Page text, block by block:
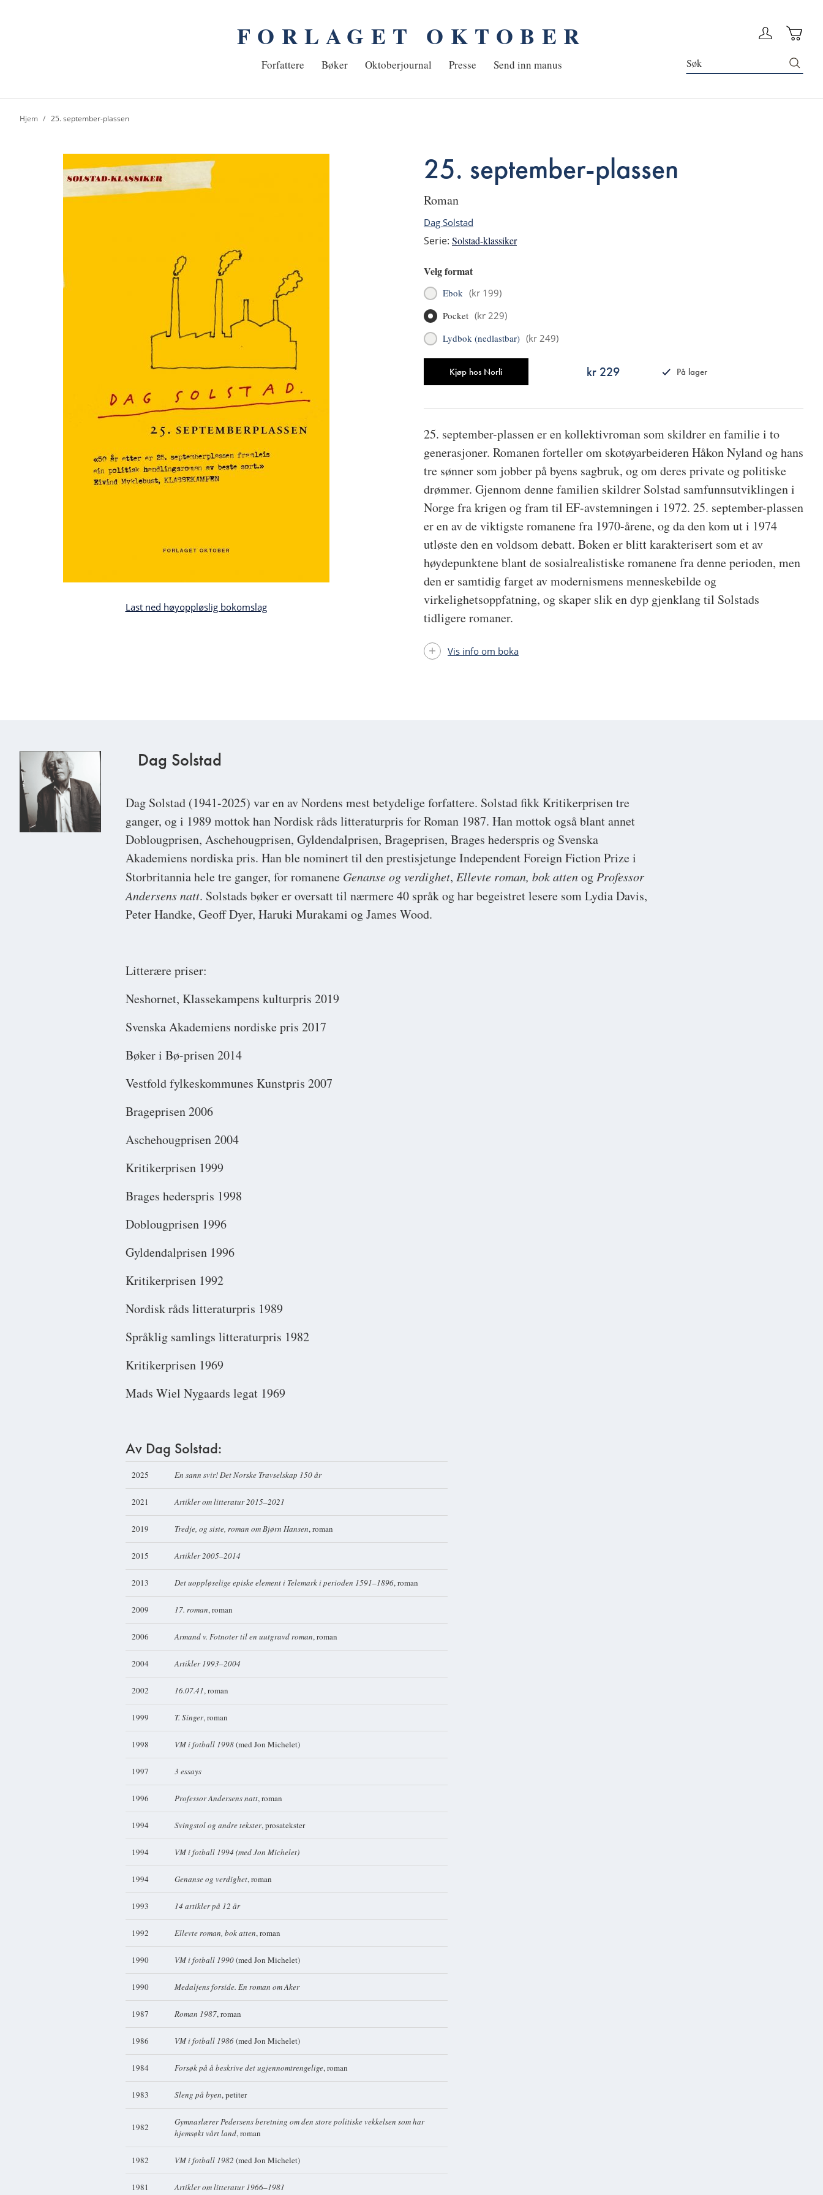
Logg
FORLAGET OKTOBER
Hjem
Forfattere Bøker Oktoberjournal Presse Send inn manus Søk
Hjem 25. september-plassen
Last ned høyoppløslig bokomslag
25. september-plassen
roman
Dag Solstad
Serie: Solstad-klassiker
Velg format
Ebok (kr 199)
Pocket (kr 229)
Lydbok (nedlastbar) (kr 249)
Kjøp hos Norli kr 229
På lager
25. september-plassen er en kollektivroman som skildrer en familie i to
generasjoner. Romanen forteller om skotøyarbeideren Håkon Nyland og hans
tre sønner som jobber på byens sagbruk, og om deres private og politiske
drømmer. Gjennom denne familien skildrer Solstad samfunnsutviklingen i
Norge fra krigen og fram til EF-avstemningen i 1972. 25. september-plassen
er en av de viktigste romanene fra 1970-årene, og da den kom ut i 1974
utløste den en voldsom debatt. Boken er blitt karakterisert som et av
høydepunktene blant de sosialrealistiske romanene fra denne perioden, men
den er samtidig farget av modernismens menneskebilde og
virkelighetsoppfatning, og skaper slik en dyp gjenklang til Solstads
tidligere romaner.
Vis info om boka
Dag Solstad
Dag Solstad (1941-2025) var en av Nordens mest betydelige forfattere. Solstad fikk Kritikerprisen tre
ganger, og i 1989 mottok han Nordisk råds litteraturpris for Roman 1987. Han mottok også blant annet
Doblougprisen, Aschehougprisen, Gyldendalprisen, Brageprisen, Brages hederspris og Svenska
Akademiens nordiska pris. Han ble nominert til den prestisjetunge Independent Foreign Fiction Prize i
Storbritannia hele tre ganger, for romanene Genanse og verdighet, Ellevte roman, bok attenog Professor
Andersens natt. Solstads bøker er oversatt til nærmere 40 språk og har begeistret lesere som Lydia Davis,
Peter Handke, Geoff Dyer, Haruki Murakami og James Wood.
Litterære priser:
Neshornet, Klassekampens kulturpris 2019
Svenska Akademiens nordiske pris 2017
Bøker i Bø-prisen 2014
Vestfold fylkeskommunes Kunstpris 2007
Brageprisen 2006
Aschehougprisen 2004
Kritikerprisen 1999
Brages hederspris 1998
Doblougprisen 1996
Gyldendalprisen 1996
Kritikerprisen 1992
Nordisk råds litteraturpris 1989
Språklig samlings litteraturpris 1982
Kritikerprisen 1969
Mads Wiel Nygaards legat 1969
Av Dag Solstad:
2025 En sann svir! Det Norske Travselskap 150 år
2021 Artikler om litteratur 2015–2021
2019 Tredje, og siste, roman om Bjørn Hansen, roman
2015 Artikler 2005–2014
2013 Det uoppløselige episke element i Telemark i perioden 1591–1896, roman
2009 17. roman, roman
2006 Armand v. Fotnoter til en uutgravd roman, roman
2004 Artikler 1993–2004
2002 16.07.41, roman
1999 T. Singer, roman
1998 VM i fotball 1998(med Jon Michelet)
1997 3 essays
1996 Professor Andersens natt, roman
1994 Svingstol og andre tekster, prosatekster
1994 VM i fotball 1994 (med Jon Michelet)
1994 Genanse og verdighet, roman
1993 14 artikler på 12 år
1992 Ellevte roman, bok atten, roman
1990 VM i fotball 1990(med Jon Michelet)
1990 Medaljens forside. En roman om Aker
1987 Roman 1987, roman
1986 VM i fotball 1986(med Jon Michelet)
1984 Forsøk på å beskrive det ugjennomtrengelige, roman
1983 Sleng på byen, petiter
1982
Gymnaslærer Pedersens beretning om den store politiske vekkelsen som har
hjemsøkt vårt land, roman
1982 VM i fotball 1982 (med Jon Michelet)
1981 Artikler om litteratur 1966–1981